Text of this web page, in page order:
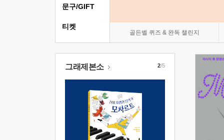
골든벨 퀴즈 & 완독 챌린지
문구/GIFT
티켓
그래제본소 2/5